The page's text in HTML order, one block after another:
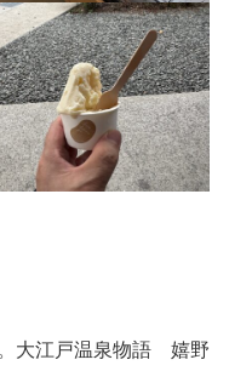
大江戸温泉物語 嬉野